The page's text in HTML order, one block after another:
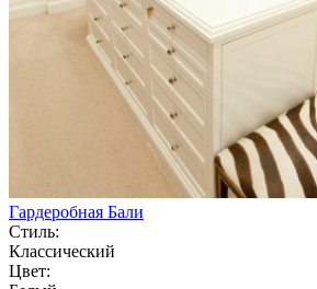
Гардеробная Бали
Стиль:
Классический
Цвет: